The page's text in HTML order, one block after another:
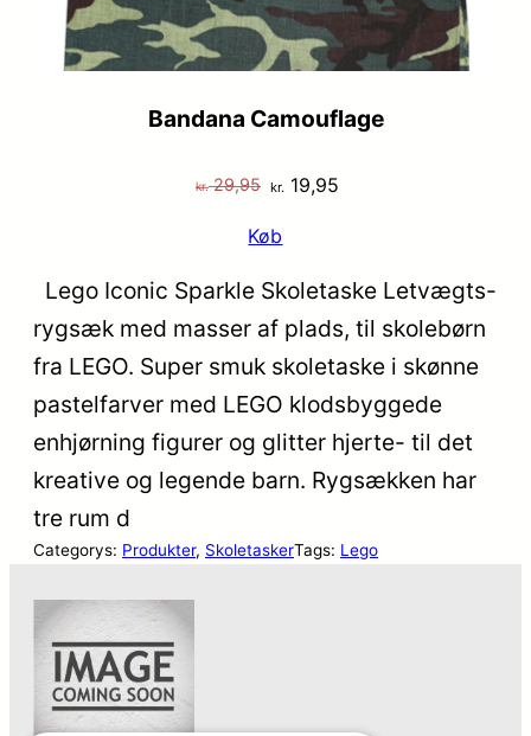
Bandana Camouflage
kr.29,95 Den
pris
var:
kr. 19,95
er:
Køb
Lego Iconic Sparkle Skoletaske Letvægts-
rygsæk med masser af plads, til skolebørn
fra LEGO. Super smuk skoletaske i skønne
pastelfarver med LEGO klodsbyggede
enhjørning figurer og glitter hjerte- til det
kreative og legende barn. Rygsækken har
tre rum d
Categorys: Produkter, SkoletaskerTags: Lego